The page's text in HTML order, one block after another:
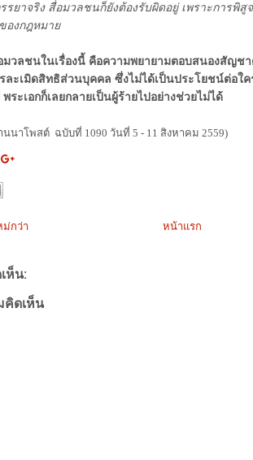
ยาจริง สื่อมวลชนก็ยังต้องรับผิดอยู่ เพราะการพิ
องกฎหมาย
วลชนในเรื่องนี้ คือความพยายามตอบสนองสัญช
ละเมิดสิทธิส่วนบุคคล ซึ่งไม่ได้เป็นประโยชน์ต่อใค
ระเอกก็เลยกลายเป็นผู้ร้ายไปอย่างช่วยไม่ได้
นาโพสต์ ฉบับที่ 1090 วันที่ 5 - 11 สิงหาคม 2559)
กว่า หน้าแรก
ห็น:
คิดเห็น